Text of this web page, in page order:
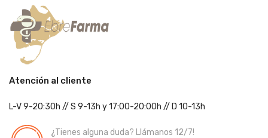
Atención al cliente
L-V 9-20:30h // S 9-13h y 17:00-20:00h // D 10-13h
¿Tienes alguna duda? Llámanos 12/7!